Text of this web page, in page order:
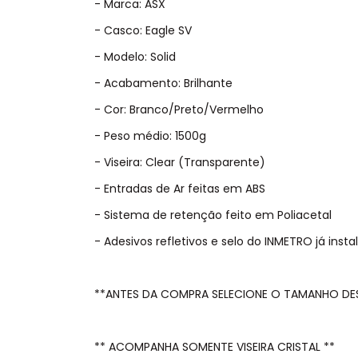
- Marca: ASX
- Casco: Eagle SV
- Modelo: Solid
- Acabamento: Brilhante
- Cor: Branco/Preto/Vermelho
- Peso médio: 1500g
- Viseira: Clear (Transparente)
- Entradas de Ar feitas em ABS
- Sistema de retenção feito em Poliacetal
- Adesivos refletivos e selo do INMETRO já
**ANTES DA COMPRA SELECIONE O TAMANHO
** ACOMPANHA SOMENTE VISEIRA CRISTAL **